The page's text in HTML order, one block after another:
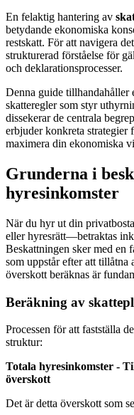
En felaktig hantering av
betydande ekonomiska
restskatt. För att navigera
strukturerad förståelse för
och deklarationsprocesser.
Denna guide tillhandahåller
skatteregler som styr
dissekerar de centrala
erbjuder konkreta strategier
maximera din ekonomiska
Grunderna i
hyresinkomster
När du hyr ut din
eller hyresrätt—betraktas
Beskattningen sker med en
som uppstår efter att tillåtna
överskott beräknas är
Beräkning av
Processen för att fastställa
struktur:
Totala hyresinkomster -
överskott
Det är detta överskott som